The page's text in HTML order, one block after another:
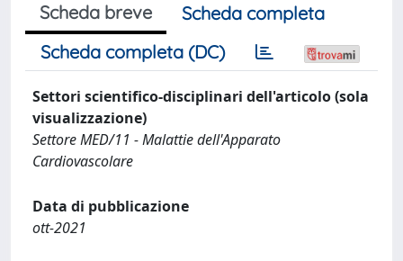
Scheda breve
Scheda completa
Scheda completa (DC)
Settori scientifico-disciplinari dell'articolo (sola
visualizzazione)
Settore MED/11 - Malattie dell'Apparato
Cardiovascolare
Data di pubblicazione
ott-2021